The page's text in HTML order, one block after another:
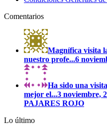
Comentarios
Magnífica visita
nuestro profe...6
Ha sido una
mejor el...3 noviembre,
PAJARES ROJO
Lo último